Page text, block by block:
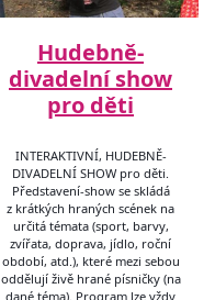
Hudebně-
divadelní show
pro děti
INTERAKTIVNÍ, HUDEBNĚ-
DIVADELNÍ SHOW pro děti.
Představení-show se skládá
z krátkých hraných scének na
určitá témata (sport, barvy,
zvířata, doprava, jídlo, roční
období, atd.), které mezi sebou
oddělují živě hrané písničky (na
dané téma). Program lze vždy